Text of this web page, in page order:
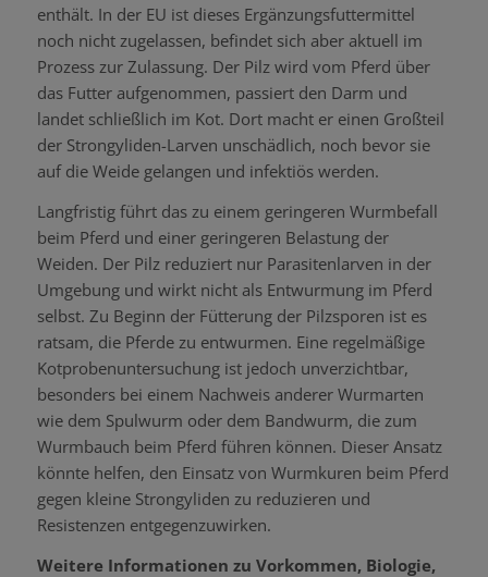
enthält. In der EU ist dieses Ergänzungsfuttermittel
noch nicht zugelassen, befindet sich aber aktuell im
Prozess zur Zulassung. Der Pilz wird vom Pferd über
das Futter aufgenommen, passiert den Darm und
landet schließlich im Kot. Dort macht er einen Großteil
der Strongyliden-Larven unschädlich, noch bevor sie
auf die Weide gelangen und infektiös werden.
Langfristig führt das zu einem geringeren Wurmbefall
beim Pferd und einer geringeren Belastung der
Weiden. Der Pilz reduziert nur Parasitenlarven in der
Umgebung und wirkt nicht als Entwurmung im Pferd
selbst. Zu Beginn der Fütterung der Pilzsporen ist es
ratsam, die Pferde zu entwurmen. Eine regelmäßige
Kotprobenuntersuchung ist jedoch unverzichtbar,
besonders bei einem Nachweis anderer Wurmarten
wie dem Spulwurm oder dem Bandwurm, die zum
Wurmbauch beim Pferd führen können. Dieser Ansatz
könnte helfen, den Einsatz von Wurmkuren beim Pferd
gegen kleine Strongyliden zu reduzieren und
Resistenzen entgegenzuwirken.
Weitere Informationen zu Vorkommen, Biologie,